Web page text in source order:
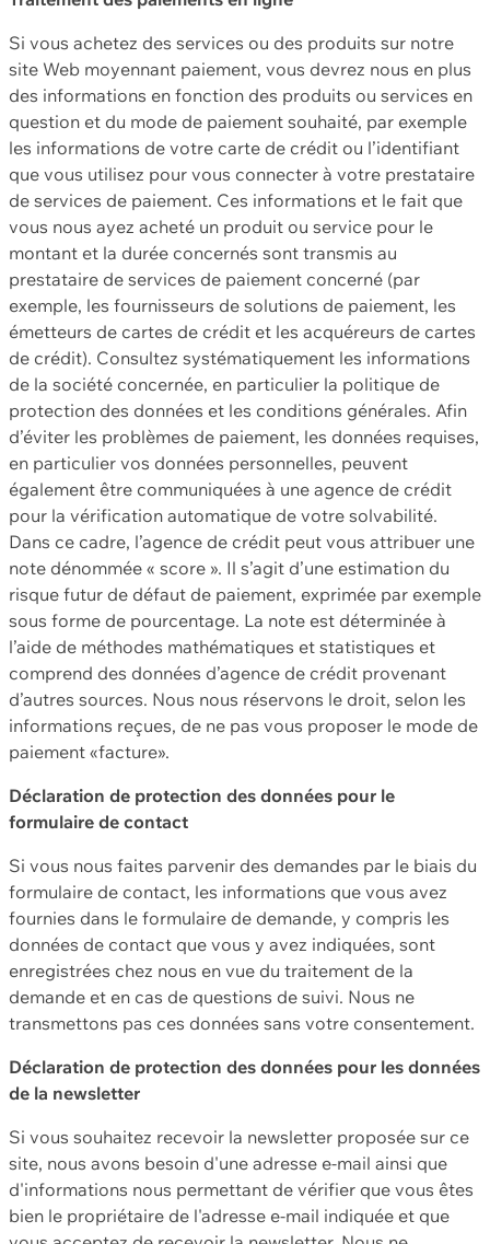
Si vous achetez des services ou des produits sur notre
site Web moyennant paiement, vous devrez nous en plus
des informations en fonction des produits ou services en
question et du mode de paiement souhaité, par exemple
les informations de votre carte de crédit ou l’identifiant
que vous utilisez pour vous connecter à votre prestataire
de services de paiement. Ces informations et le fait que
vous nous ayez acheté un produit ou service pour le
montant et la durée concernés sont transmis au
prestataire de services de paiement concerné (par
exemple, les fournisseurs de solutions de paiement, les
émetteurs de cartes de crédit et les acquéreurs de cartes
de crédit). Consultez systématiquement les informations
de la société concernée, en particulier la politique de
protection des données et les conditions générales. Afin
d’éviter les problèmes de paiement, les données requises,
en particulier vos données personnelles, peuvent
également être communiquées à une agence de crédit
pour la vérification automatique de votre solvabilité.
Dans ce cadre, l’agence de crédit peut vous attribuer une
note dénommée « score ». Il s’agit d’une estimation du
risque futur de défaut de paiement, exprimée par exemple
sous forme de pourcentage. La note est déterminée à
l’aide de méthodes mathématiques et statistiques et
comprend des données d’agence de crédit provenant
d’autres sources. Nous nous réservons le droit, selon les
informations reçues, de ne pas vous proposer le mode de
paiement «facture».
Déclaration de protection des données pour le
formulaire de contact
Si vous nous faites parvenir des demandes par le biais du
formulaire de contact, les informations que vous avez
fournies dans le formulaire de demande, y compris les
données de contact que vous y avez indiquées, sont
enregistrées chez nous en vue du traitement de la
demande et en cas de questions de suivi. Nous ne
transmettons pas ces données sans votre consentement.
Déclaration de protection des données pour les données
de la newsletter
Si vous souhaitez recevoir la newsletter proposée sur ce
site, nous avons besoin d'une adresse e-mail ainsi que
d'informations nous permettant de vérifier que vous êtes
bien le propriétaire de l'adresse e-mail indiquée et que